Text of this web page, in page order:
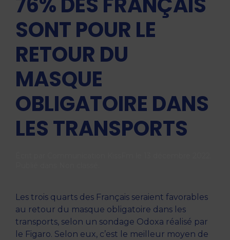
SONT POUR LE
RETOUR DU
MASQUE
OBLIGATOIRE DANS
LES TRANSPORTS
Les trois quarts des Français seraient favorables
au retour du masque obligatoire dans les
transports, selon un sondage Odoxa réalisé par
le Figaro. Selon eux, c’est le meilleur moyen de